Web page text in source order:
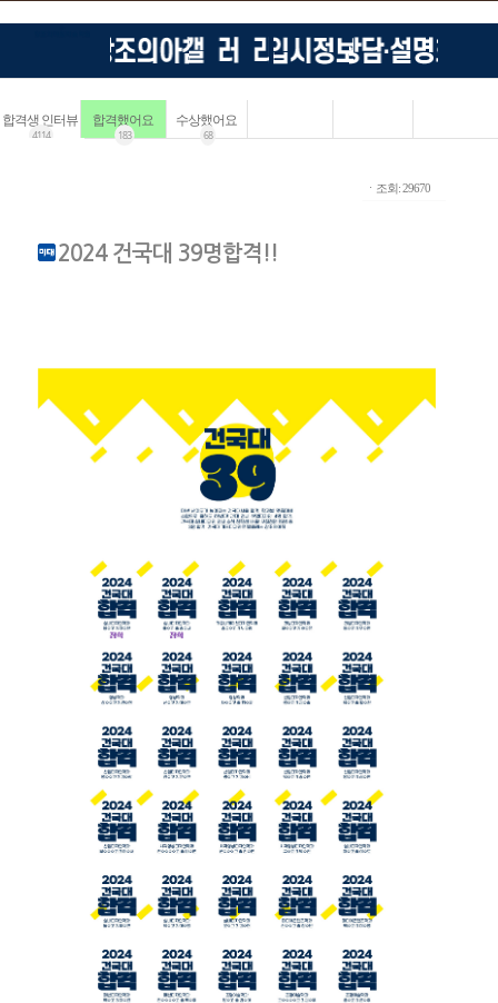
합격생 인터뷰
4114
합격했어요
183
수상했어요
68
ㆍ조회: 29670
2024 건국대 39명합격!!